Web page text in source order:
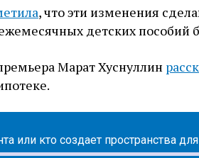
, что эти изменения
детских пособий
Марат Хуснуллин